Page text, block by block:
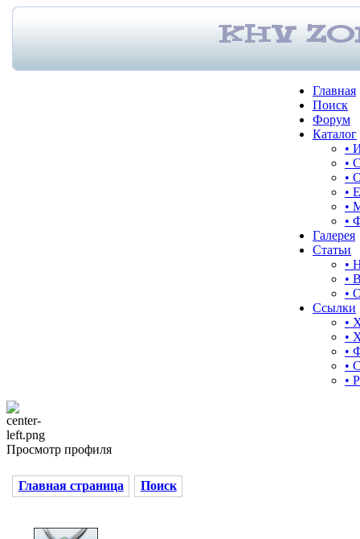
Главная
Поиск
Форум
Каталог
•
•
•
•
•
•
Галерея
Статьи
•
•
•
Ссылки
•
•
•
•
•
Просмотр профиля
Главная страница Поиск